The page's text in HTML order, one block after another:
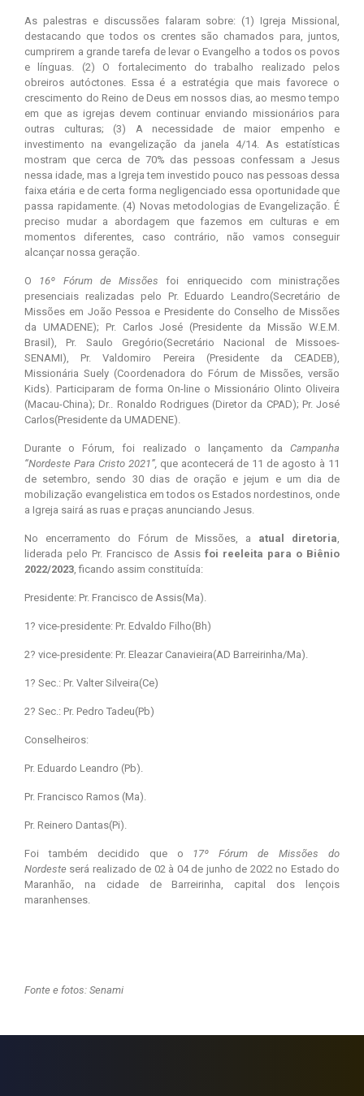
As palestras e discussões falaram sobre: (1) Igreja Missional,
destacando que todos os crentes são chamados para, juntos,
cumprirem a grande tarefa de levar o Evangelho a todos os povos
e línguas. (2) O fortalecimento do trabalho realizado pelos
obreiros autóctones. Essa é a estratégia que mais favorece o
crescimento do Reino de Deus em nossos dias, ao mesmo tempo
em que as igrejas devem continuar enviando missionários para
outras culturas; (3) A necessidade de maior empenho e
investimento na evangelização da janela 4/14. As estatísticas
mostram que cerca de 70% das pessoas confessam a Jesus
nessa idade, mas a Igreja tem investido pouco nas pessoas dessa
faixa etária e de certa forma negligenciado essa oportunidade que
passa rapidamente. (4) Novas metodologias de Evangelização. É
preciso mudar a abordagem que fazemos em culturas e em
momentos diferentes, caso contrário, não vamos conseguir
alcançar nossa geração.
O 16º Fórum de Missões foi enriquecido com ministrações
presenciais realizadas pelo Pr. Eduardo Leandro(Secretário de
Missões em João Pessoa e Presidente do Conselho de Missões
da UMADENE); Pr. Carlos José (Presidente da Missão W.E.M.
Brasil), Pr. Saulo Gregório(Secretário Nacional de Missoes-
SENAMI), Pr. Valdomiro Pereira (Presidente da CEADEB),
Missionária Suely (Coordenadora do Fórum de Missões, versão
Kids). Participaram de forma On-line o Missionário Olinto Oliveira
(Macau-China); Dr.. Ronaldo Rodrigues (Diretor da CPAD); Pr. José
Carlos(Presidente da UMADENE).
Durante o Fórum, foi realizado o lançamento da Campanha
“Nordeste Para Cristo 2021”, que acontecerá de 11 de agosto à 11
de setembro, sendo 30 dias de oração e jejum e um dia de
mobilização evangelistica em todos os Estados nordestinos, onde
a Igreja sairá as ruas e praças anunciando Jesus.
No encerramento do Fórum de Missões, a atual diretoria
liderada pelo Pr. Francisco de Assis foi reeleita para o Biênio
2022/2023 , ficando assim constituída:
Presidente: Pr. Francisco de Assis(Ma).
1? vice-presidente: Pr. Edvaldo Filho(Bh)
2? vice-presidente: Pr. Eleazar Canavieira(AD Barreirinha/Ma).
1? Sec.: Pr. Valter Silveira(Ce)
2? Sec.: Pr. Pedro Tadeu(Pb)
Conselheiros:
Pr. Eduardo Leandro (Pb).
Pr. Francisco Ramos (Ma).
Pr. Reinero Dantas(Pi).
Foi também decidido que o 17º Fórum de Missões do
Nordeste será realizado de 02 à 04 de junho de 2022 no Estado do
Maranhão, na cidade de Barreirinha, capital dos lençois
maranhenses.
Fonte e fotos: Senami